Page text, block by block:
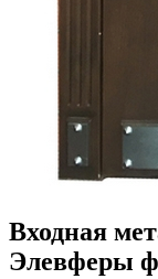
Входная
Элевферы